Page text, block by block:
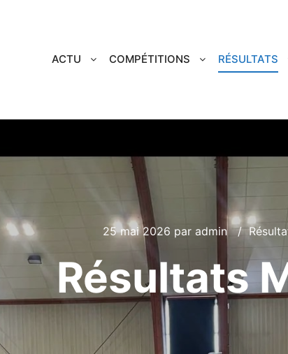
ACTU COMPÉTITIONS RÉSULTATS
25 mai 2026 par admin
Résultats